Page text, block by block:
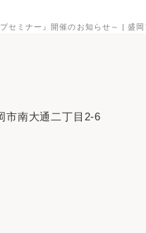
セミナー』開催のお知らせ～ | 盛
市南大通二丁目2-6